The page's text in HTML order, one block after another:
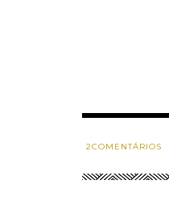
2COMENTÁRIOS